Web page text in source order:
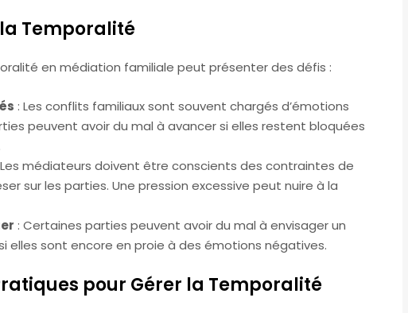
la Temporalité
en médiation familiale peut présenter des défis :
: Les conflits familiaux sont souvent chargés d’émotions
peuvent avoir du mal à avancer si elles restent bloquées
Les médiateurs doivent être conscients des contraintes de
sur les parties. Une pression excessive peut nuire à la
: Certaines parties peuvent avoir du mal à envisager un
elles sont encore en proie à des émotions négatives.
pour Gérer la Temporalité